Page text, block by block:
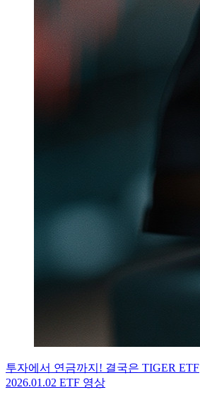
투자에서 연금까지! 결국은 TIGER ETF
2026.01.02 ETF 영상